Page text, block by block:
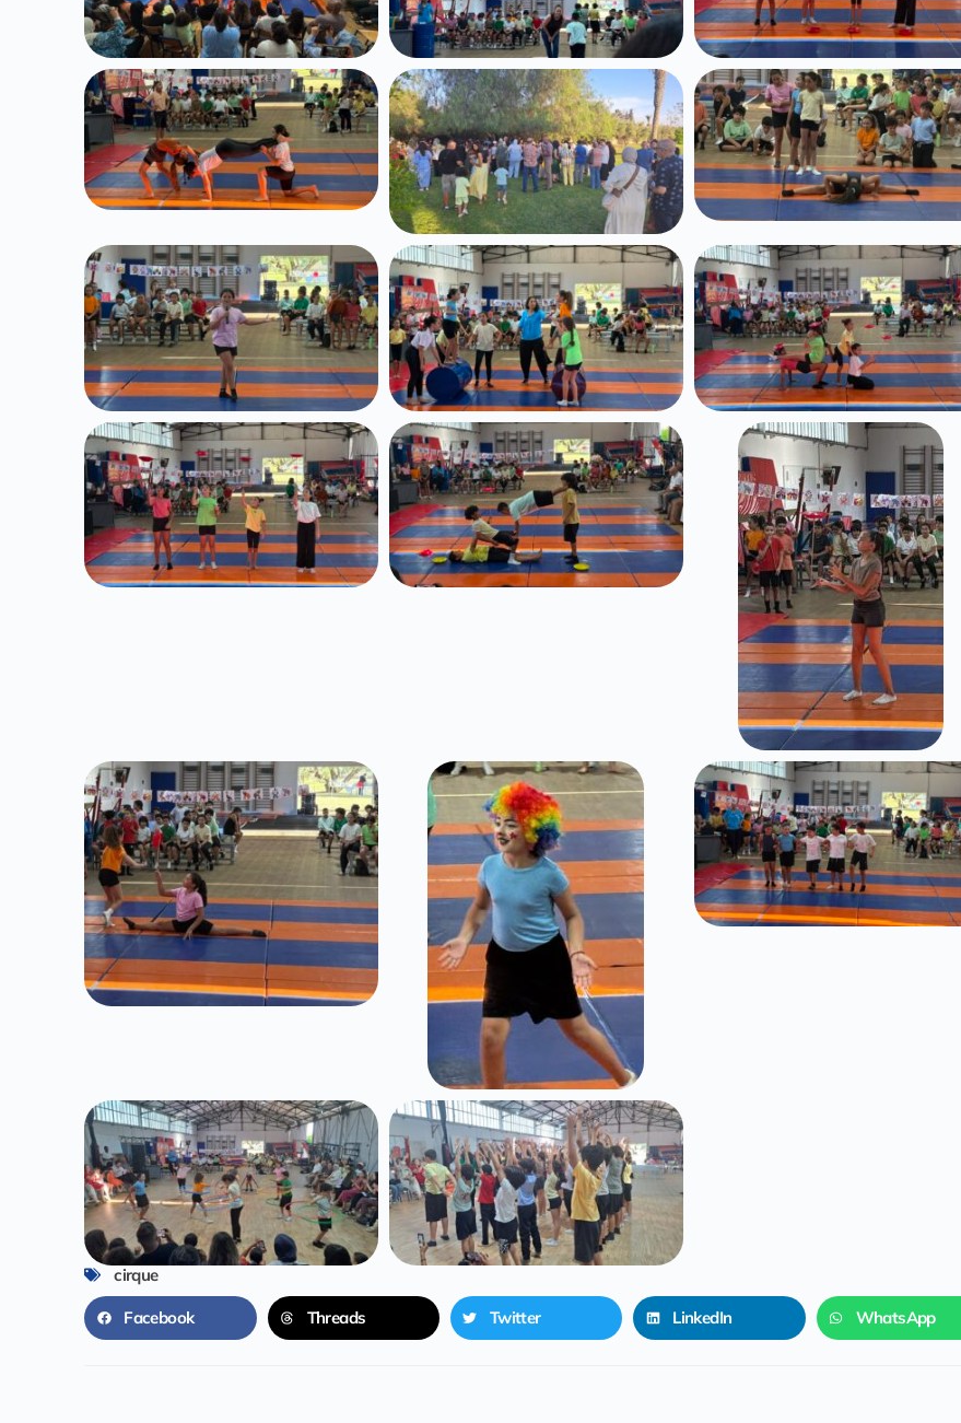
cirque
Facebook Threads Twitter LinkedIn WhatsApp